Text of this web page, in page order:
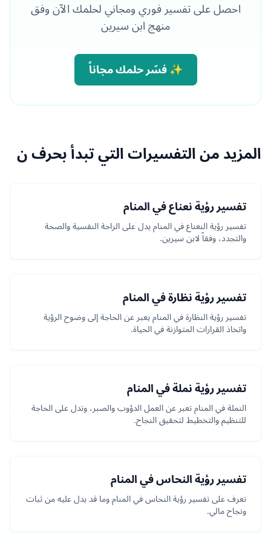
احصل على تفسير فوري ومجاني لحلمك الآن وفق
منهج ابن سيرين
✨ فسّر حلمك مجاناً
المزيد من التفسيرات التي تبدأ بحرف ن
تفسير رؤية نعناع في المنام
تفسير رؤية النعناع في المنام يدل على الراحة النفسية والصحة
والتجدد، وفقاً لابن سيرين.
تفسير رؤية نظارة في المنام
تفسير رؤية النظارة في المنام يعبر عن الحاجة إلى وضوح الرؤية
واتخاذ القرارات المتوازنة في الحياة.
تفسير رؤية نملة في المنام
النملة في المنام تعبر عن العمل الدؤوب والصبر، وتدل على الحاجة
للتنظيم والتخطيط لتحقيق النجاح.
تفسير رؤية النحاس في المنام
تعرف على تفسير رؤية النحاس في المنام وما قد يدل عليه من ثبات
ونجاح مالي.